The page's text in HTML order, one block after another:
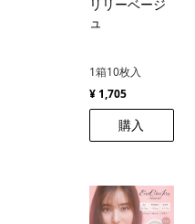
リリーベージ
ュ
1箱10枚入
¥ 1,705
購入